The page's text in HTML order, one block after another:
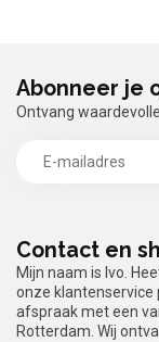
Contact en
Mijn naam is Ivo.
onze klantenservice
afspraak met een
Rotterdam. Wij
Abonneer je
Ontvang